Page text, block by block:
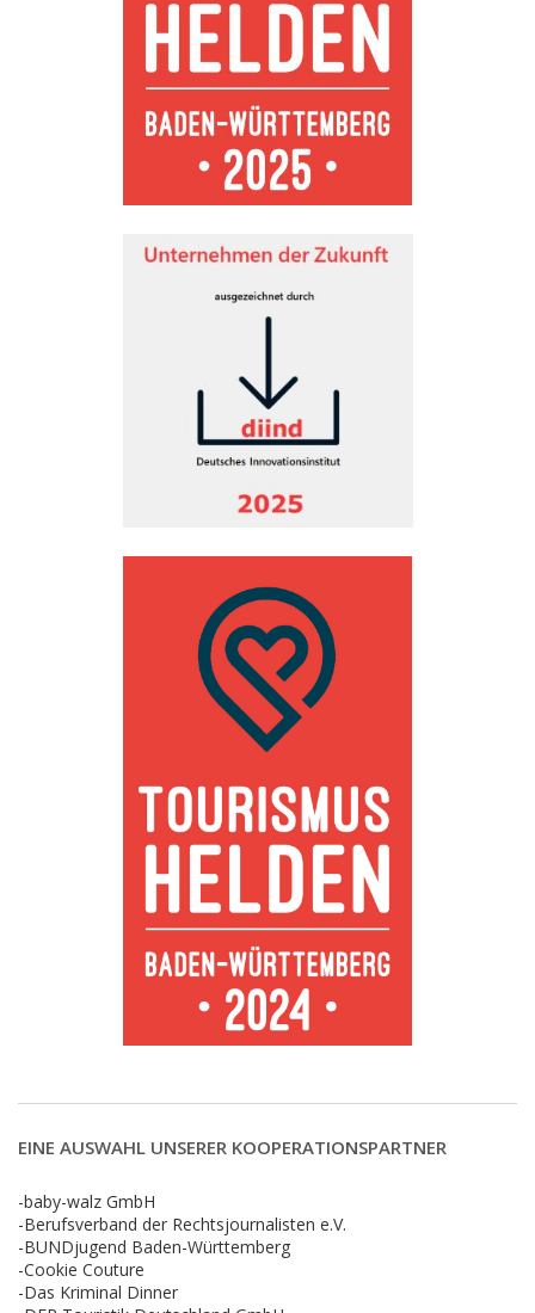
EINE AUSWAHL UNSERER KOOPERATIONSPARTNER
-baby-walz GmbH
-Berufsverband der Rechtsjournalisten e.V.
-BUNDjugend Baden-Württemberg
-Cookie Couture
-Das Kriminal Dinner